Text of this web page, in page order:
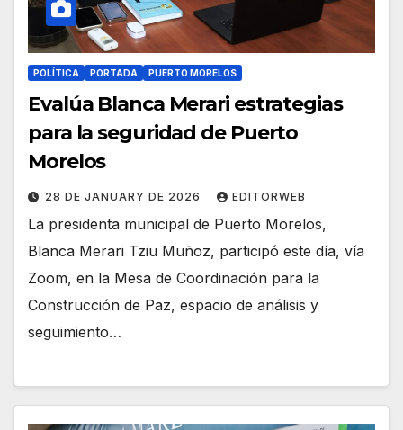
POLÍTICA PORTADA PUERTO MORELOS
Evalúa Blanca Merari estrategias
para la seguridad de Puerto
Morelos
28 DE JANUARY DE 2026 EDITORWEB
La presidenta municipal de Puerto Morelos,
Blanca Merari Tziu Muñoz, participó este día, vía
Zoom, en la Mesa de Coordinación para la
Construcción de Paz, espacio de análisis y
seguimiento…